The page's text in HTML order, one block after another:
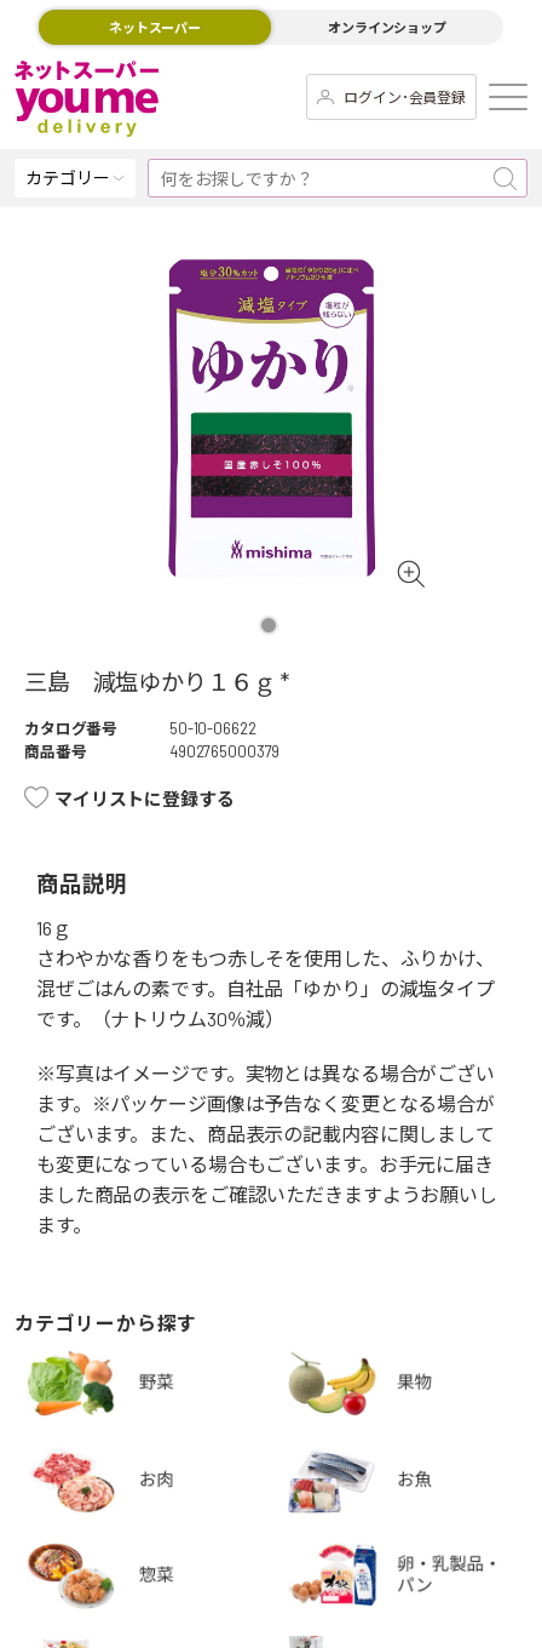
ネットスーパー オンラインショップ
ログイン･会員登録
カテゴリー
三島 減塩ゆかり１６ｇ *
カタログ番号
50-10-06622
商品番号
4902765000379
マイリストに登録する
商品説明
16ｇ
さわやかな香りをもつ赤しそを使用した、ふりかけ、
混ぜごはんの素です。自社品「ゆかり」の減塩タイプ
です。（ナトリウム30％減）
※写真はイメージです。実物とは異なる場合がござい
ます。※パッケージ画像は予告なく変更となる場合が
ございます。また、商品表示の記載内容に関しまして
も変更になっている場合もございます。お手元に届き
ました商品の表示をご確認いただきますようお願いし
ます。
カテゴリーから探す